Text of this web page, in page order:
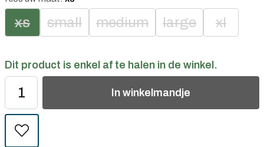
xs small medium large xl
Dit product is enkel af te halen in de winkel.
In winkelmandje